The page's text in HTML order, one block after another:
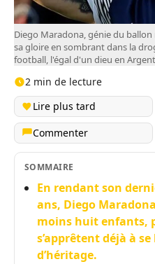
Diego Maradona, génie du
sa gloire en sombrant dans la
football, l'égal d'un dieu en
2 min de lecture
Lire plus tard
Commenter
SOMMAIRE
En rendant son
ans, Diego
moins huit enfants,
s’apprêtent déjà à
d’héritage.